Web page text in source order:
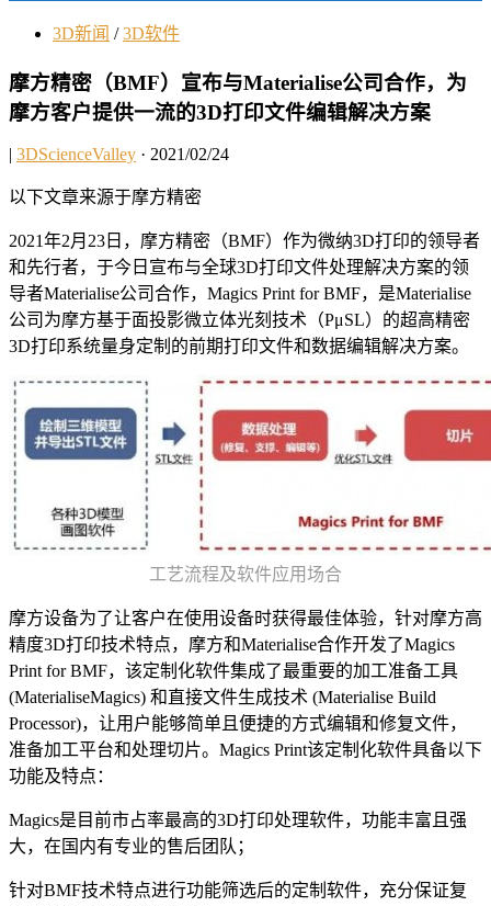
3D新闻 / 3D软件
摩方精密（BMF）宣布与Materialise公司合作，为
摩方客户提供一流的3D打印文件编辑解决方案
| 3DScienceValley · 2021/02/24
以下文章来源于摩方精密
2021年2月23日，摩方精密（BMF）作为微纳3D打印的领导者
和先行者，于今日宣布与全球3D打印文件处理解决方案的领
导者Materialise公司合作，Magics Print for BMF，是Materialise
公司为摩方基于面投影微立体光刻技术（PμSL）的超高精密
3D打印系统量身定制的前期打印文件和数据编辑解决方案。
工艺流程及软件应用场合
摩方设备为了让客户在使用设备时获得最佳体验，针对摩方高
精度3D打印技术特点，摩方和Materialise合作开发了Magics
Print for BMF，该定制化软件集成了最重要的加工准备工具
(MaterialiseMagics) 和直接文件生成技术 (Materialise Build
Processor)，让用户能够简单且便捷的方式编辑和修复文件，
准备加工平台和处理切片。Magics Print该定制化软件具备以下
功能及特点：
Magics是目前市占率最高的3D打印处理软件，功能丰富且强
大，在国内有专业的售后团队；
针对BMF技术特点进行功能筛选后的定制软件，充分保证复